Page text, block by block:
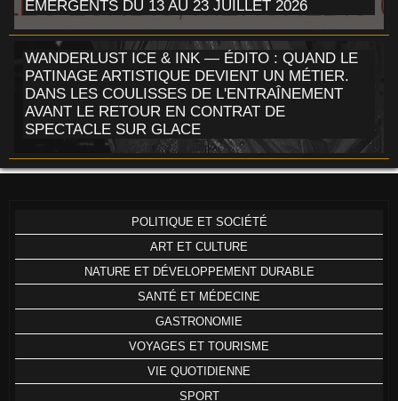
ÉMERGENTS DU 13 AU 23 JUILLET 2026
WANDERLUST ICE & INK — ÉDITO : QUAND LE
PATINAGE ARTISTIQUE DEVIENT UN MÉTIER.
DANS LES COULISSES DE L'ENTRAÎNEMENT
AVANT LE RETOUR EN CONTRAT DE
SPECTACLE SUR GLACE
POLITIQUE ET SOCIÉTÉ
ART ET CULTURE
NATURE ET DÉVELOPPEMENT DURABLE
SANTÉ ET MÉDECINE
GASTRONOMIE
VOYAGES ET TOURISME
VIE QUOTIDIENNE
SPORT